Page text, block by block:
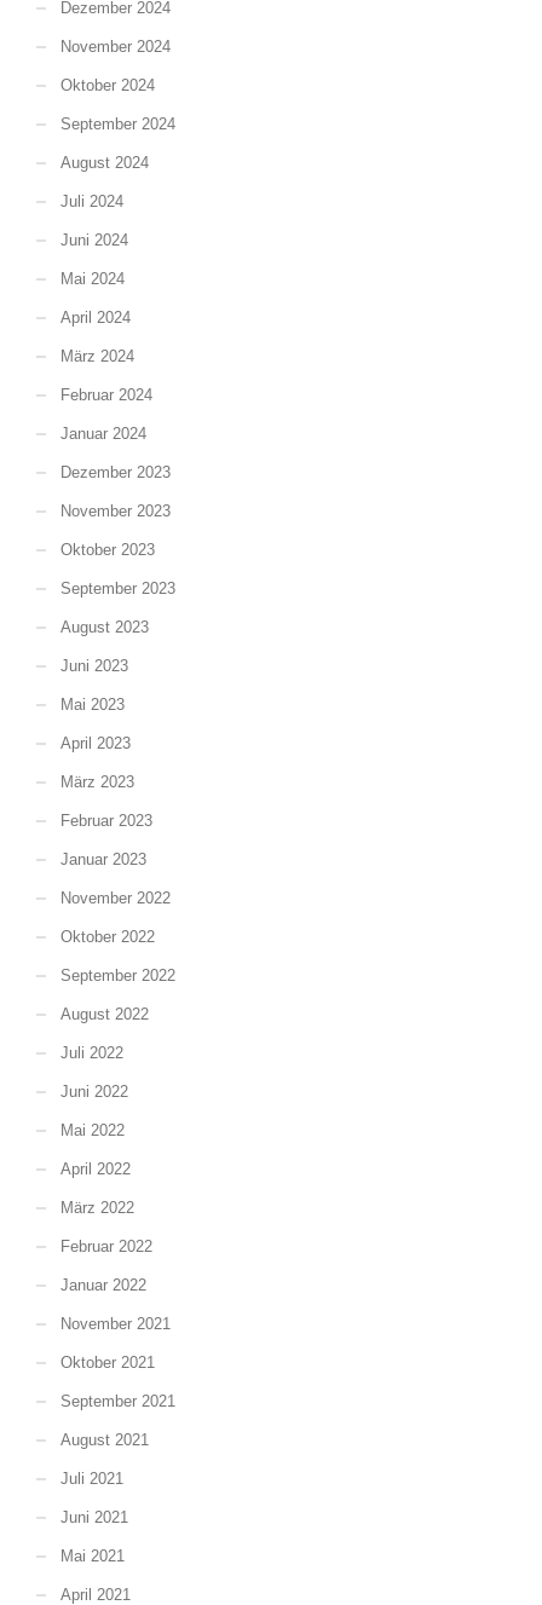
Dezember 2024
November 2024
Oktober 2024
September 2024
August 2024
Juli 2024
Juni 2024
Mai 2024
April 2024
März 2024
Februar 2024
Januar 2024
Dezember 2023
November 2023
Oktober 2023
September 2023
August 2023
Juni 2023
Mai 2023
April 2023
März 2023
Februar 2023
Januar 2023
November 2022
Oktober 2022
September 2022
August 2022
Juli 2022
Juni 2022
Mai 2022
April 2022
März 2022
Februar 2022
Januar 2022
November 2021
Oktober 2021
September 2021
August 2021
Juli 2021
Juni 2021
Mai 2021
April 2021